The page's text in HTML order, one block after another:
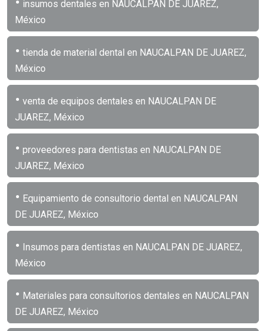
insumos dentales en NAUCALPAN DE JUAREZ,
México
• tienda de material dental en NAUCALPAN DE JUAREZ,
México
• venta de equipos dentales en NAUCALPAN DE
JUAREZ, México
• proveedores para dentistas en NAUCALPAN DE
JUAREZ, México
• Equipamiento de consultorio dental en NAUCALPAN
DE JUAREZ, México
• Insumos para dentistas en NAUCALPAN DE JUAREZ,
México
• Materiales para consultorios dentales en NAUCALPAN
DE JUAREZ, México